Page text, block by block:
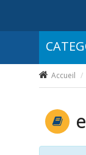
Accueil
e